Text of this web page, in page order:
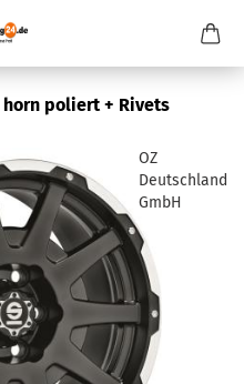
poliert + Rivets
OZ
Deutschland
GmbH